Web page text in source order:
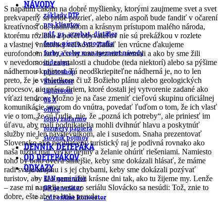
NÁVODY
základy DTP
pre klientov
pdf, ps, acrobat, distiller
fonty, písmo, typografia
farby a color management návody
indesign
photoshop
illustrator
lightroom
OS X
office
fonty zadarmo
rozmery papiera
slovník pojmov
DENNÍK DETEPÁKA
OD DETEPÁKOV
ODKAZY
EAN generátor
QR generátor
.cdr online konvertor
S napätím čakám na dobré myšlienky, ktorými zaujmeme svet a svet
prekvapený sa príde pozrieť, alebo nám aspoň bude fandiť v očarení
kreatívnosťou, nadhľadom a krásnym prístupom malého národa,
ktorému rozloha a počet obyvateľov nie sú prekážkou v rozlete
a vlastnej vnútornej veľkosti. Zatiaľ len vrúcne ďakujeme
eurofondom za to, čo by sme bez nich nemali a ako by sme žili
v nevedomosti, zaostalosti a chudobe (teda niektorí) alebo sa pýšime
nádhernou krajinou. Tá neodškriepiteľne nádherná je, no to len
preto, že je výsledkom či už Božieho plánu alebo geologických
procesov, nie práce firiem, ktoré dostali jej vytvorenie zadané ako
víťazi tendrov. Možno je na čase zmeniť cieľovú skupinu oficiálnej
komunikácie smerom do vnútra, povedať ľuďom o tom, že ich vlasť
vie o tom, že sú ľudia, nie, že „pozná ich potreby“, ale priniesť im
úľavu, aby malí podnikatelia mohli dvihnúť hlavu a poskytnúť
služby nie len návštevníkom, ale i susedom. Snaha prezentovať
Slovensko ako neobjavený turistický raj je podivná rovnako ako
naša túžba mať veľké dejiny a želanie ohúriť riešeniami. Namiesto
toho by bolo oveľa silnejšie, keby sme dokázali hlásať, že máme
radi svoju krajinu i s jej chybami, keby sme dokázali pozývať
turistov, aby si s nami užili krásne dni tak, ako tu žijeme my. Lenže
– zase mi napadla veta zo seriálu Slovácko sa nesúdi: Tož, znie to
dobre, ešte aby to bola pravda…